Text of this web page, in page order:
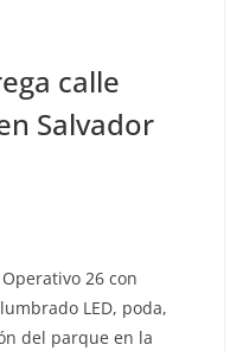
calle
Salvador
26 con
LED, poda,
del parque en la